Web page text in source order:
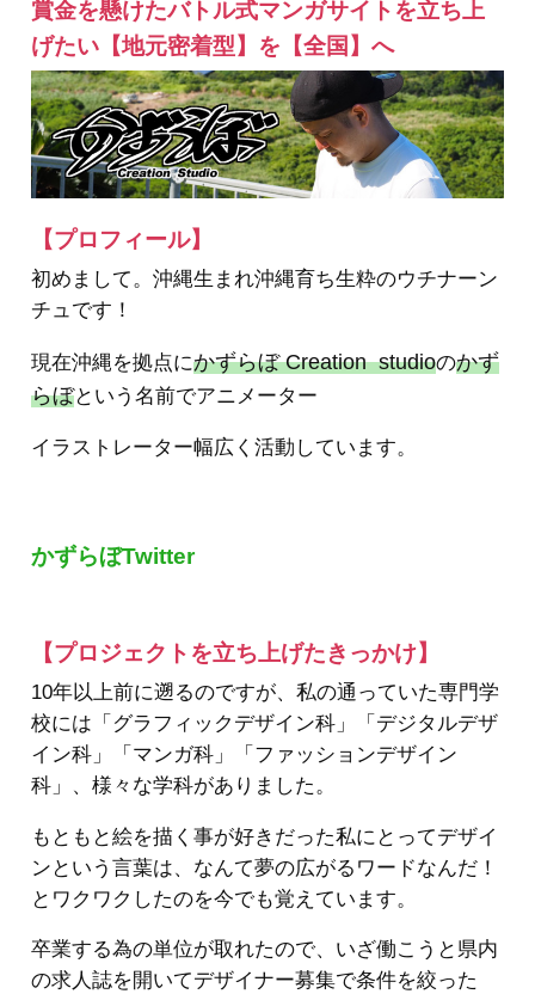
賞金を懸けたバトル式マンガサイトを立ち上
げたい【地元密着型】を【全国】へ
【プロフィール】
初めまして。沖縄生まれ沖縄育ち生粋のウチナーン
チュです！
現在沖縄を拠点にかずらぼ Creation studioのかず
らぼという名前でアニメーター
イラストレーター幅広く活動しています。
かずらぼTwitter
【プロジェクトを立ち上げたきっかけ】
10年以上前に遡るのですが、私の通っていた専門学
校には「グラフィックデザイン科」「デジタルデザ
イン科」「マンガ科」「ファッションデザイン
科」、様々な学科がありました。
もともと絵を描く事が好きだった私にとってデザイ
ンという言葉は、なんて夢の広がるワードなんだ！
とワクワクしたのを今でも覚えています。
卒業する為の単位が取れたので、いざ働こうと県内
の求人誌を開いてデザイナー募集で条件を絞った